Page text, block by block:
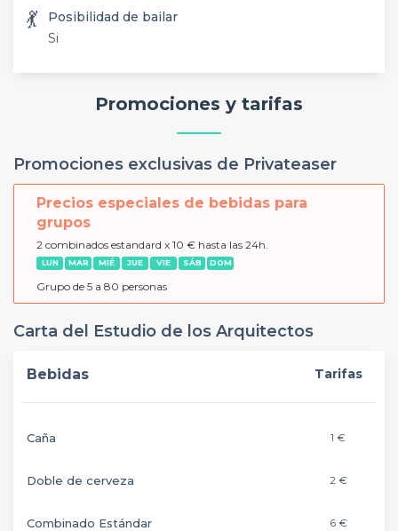
💃
Posibilidad de bailar
Si
Promociones y tarifas
Promociones exclusivas de Privateaser
Precios especiales de bebidas para
grupos
2 combinados estandard x 10 € hasta las 24h.
LUN MAR MIÉ JUE VIE SÁB DOM
Grupo de 5 a 80 personas
Carta del Estudio de los Arquitectos
Bebidas Tarifas
Caña 1 €
Doble de cerveza 2 €
Combinado Estándar 6 €